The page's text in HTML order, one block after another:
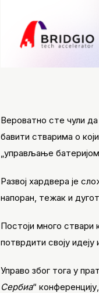
Вероватно сте чули
бавити стварима о
„управљање
Развој хардвера је
напоран, тежак и
Постоји много ствари
потврдити своју
Управо због тога у
Сербиа“